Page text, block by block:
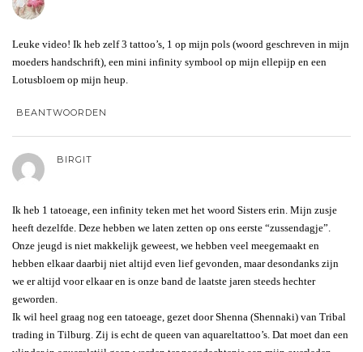
Leuke video! Ik heb zelf 3 tattoo’s, 1 op mijn pols (woord geschreven in mijn
moeders handschrift), een mini infinity symbool op mijn ellepijp en een
Lotusbloem op mijn heup.
BEANTWOORDEN
BIRGIT
Ik heb 1 tatoeage, een infinity teken met het woord Sisters erin. Mijn zusje
heeft dezelfde. Deze hebben we laten zetten op ons eerste “zussendagje”.
Onze jeugd is niet makkelijk geweest, we hebben veel meegemaakt en
hebben elkaar daarbij niet altijd even lief gevonden, maar desondanks zijn
we er altijd voor elkaar en is onze band de laatste jaren steeds hechter
geworden.
Ik wil heel graag nog een tatoeage, gezet door Shenna (Shennaki) van Tribal
trading in Tilburg. Zij is echt de queen van aquareltattoo’s. Dat moet dan een